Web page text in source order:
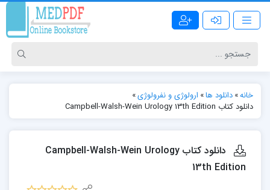
خانه»دانلود ها» ارولوژی و نفرولوژی»
دانلود کتاب Campbell-Walsh-Wein Urology 13th Edition
دانلود کتاب Campbell-Walsh-Wein Urology
13th Edition